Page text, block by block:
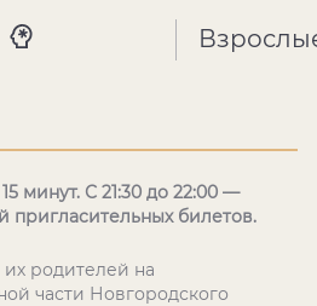
минут. С 21:30 до 22:00 —
пригласительных билетов.
родителей на
части Новгородского